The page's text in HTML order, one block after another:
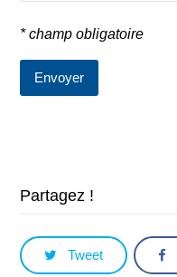
* champ obligatoire
Partagez !
Tweet